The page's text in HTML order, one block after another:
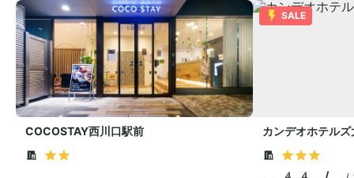
COCOSTAY西川口駅前
SALE
カンデオホテルズ